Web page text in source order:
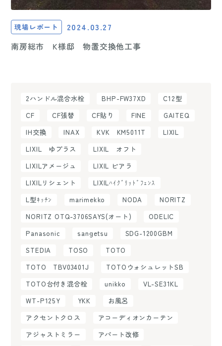
現場レポート 2024.03.27
南房総市 K様邸 物置交換他工事
2ハンドル混合水栓 BHP-FW37XD
C12型
CF
CF張替 CF貼り FINE
GAITEQ
IH交換
INAX KVK KM5011T
LIXIL
LIXIL ゆプラス
LIXIL オフト
LIXILアメージュ
LIXIL ピアラ
LIXILリシェント
LIXILﾊｲｸﾞﾘｯﾄﾞﾌｪﾝｽ
L型ｷｯﾁﾝ
marimekko NODA
NORITZ
NORITZ OTQ-3706SAYS(オート)
ODELIC
Panasonic
sangetsu
SDG-1200GBM
STEDIA
TOSO
TOTO
TOTO TBV03401J
TOTOウォシュレットSB
TOTO台付き混合栓
unikko
VL-SE31KL
WT-P125Y
YKK
お風呂
アクセントクロス
アコーディオンカーテン
アジャストミラー
アパート改修